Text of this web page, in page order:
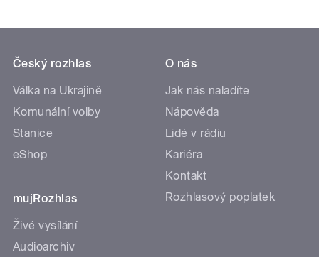
Český rozhlas
Válka na Ukrajině
Komunální volby
Stanice
eShop
mujRozhlas
Živé vysílání
Audioarchiv
O nás
Jak nás naladíte
Nápověda
Lidé v rádiu
Kariéra
Kontakt
Rozhlasový poplatek